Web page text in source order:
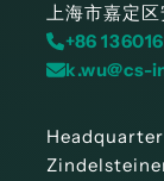
上海市嘉定
+86
k.wu@cs-
Headquarter